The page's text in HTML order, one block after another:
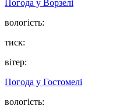
Погода у Ворзелі
вологість:
тиск:
вітер:
Погода у Гостомелі
вологість: